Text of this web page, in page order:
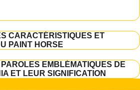
CARACTÉRISTIQUES ET
PAINT HORSE
EMBLÉMATIQUES DE
ET LEUR SIGNIFICATION